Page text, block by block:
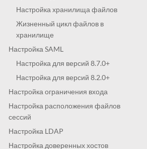
Настройка хранилища файлов
Жизненный цикл файлов в
хранилище
Настройка SAML
Настройка для версий 8.7.0+
Настройка для версий 8.2.0+
Настройка ограничения входа
Настройка расположения файлов
сессий
Настройка LDAP
Настройка доверенных хостов